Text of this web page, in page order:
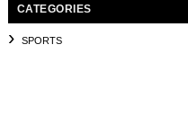
CATEGORIES
SPORTS